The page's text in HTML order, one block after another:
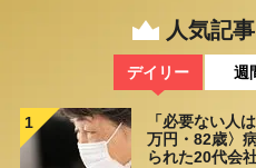
人気記
デイリー 週
1
「必要ない人
万円・82歳〉
られた20代会